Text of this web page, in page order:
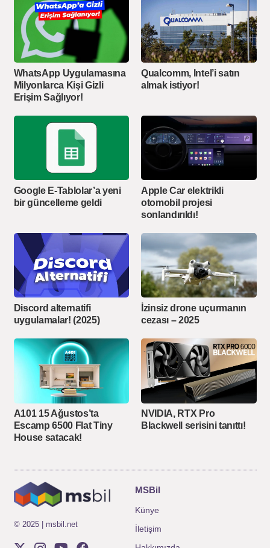
WhatsApp Uygulamasına
Milyonlarca Kişi Gizli
Erişim Sağlıyor!
Qualcomm, Intel’i satın
almak istiyor!
Google E-Tablolar’a yeni
bir güncelleme geldi
Apple Car elektrikli
otomobil projesi
sonlandırıldı!
Discord alternatifi
uygulamalar! (2025)
İzinsiz drone uçurmanın
cezası – 2025
A101 15 Ağustos’ta
Escamp 6500 Flat Tiny
House satacak!
NVIDIA, RTX Pro
Blackwell serisini tanıttı!
© 2025 | msbil.net
MSBil
Künye
İletişim